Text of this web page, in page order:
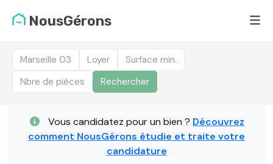
NousGérons
Marseille 03 Loyer
Surface min.
Nbre de pièces
Rechercher
Liste des logements
Vous candidatez pour un bien ? Découvrez
comment NousGérons étudie et traite votre
candidature